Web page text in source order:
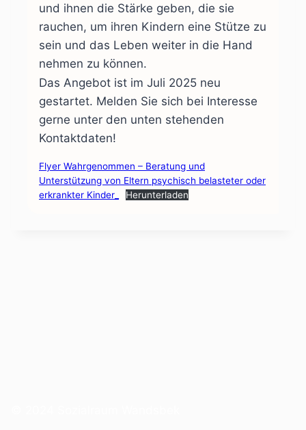
und ihnen die Stärke geben, die sie
rauchen, um ihren Kindern eine Stütze zu
sein und das Leben weiter in die Hand
nehmen zu können.
Das Angebot ist im Juli 2025 neu
gestartet. Melden Sie sich bei Interesse
gerne unter den unten stehenden
Kontaktdaten!
Flyer Wahrgenommen – Beratung und
Unterstützung von Eltern psychisch belasteter oder
erkrankter Kinder_
Herunterladen